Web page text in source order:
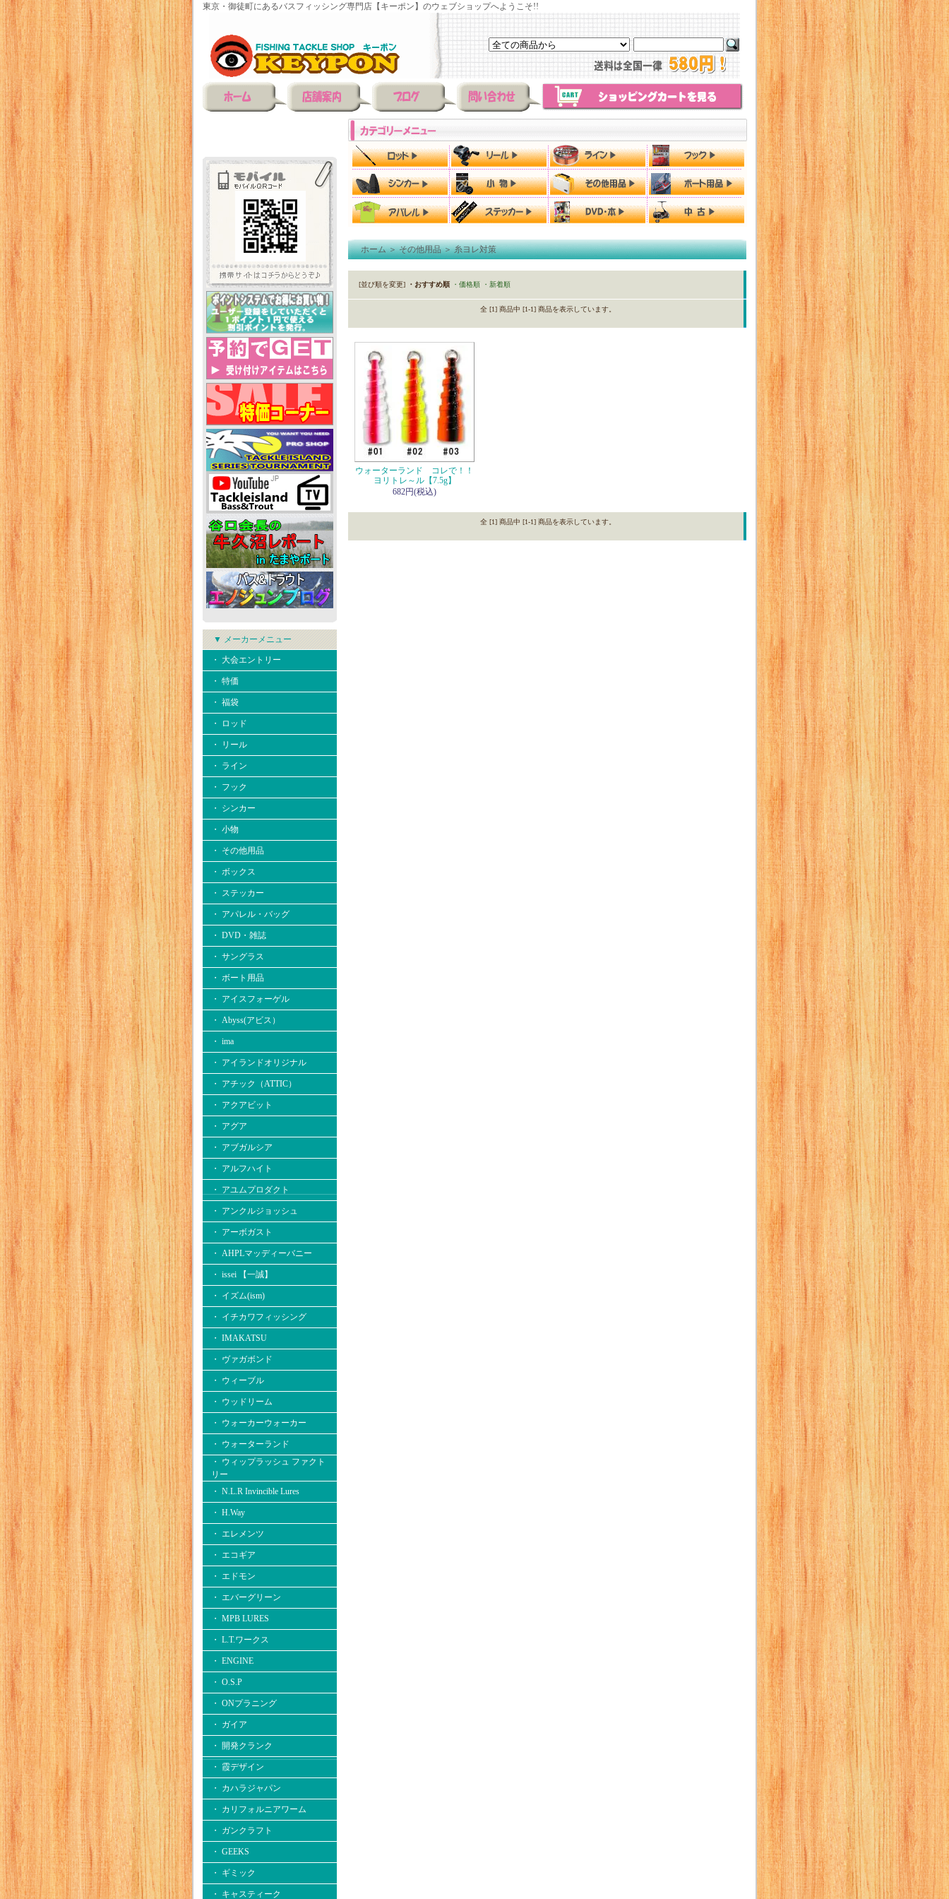
東京・御徒町にあるバスフィッシング専門店【キーポン】のウェブショップへようこそ!!
▼ メーカーメニュー
・ 大会エントリー
・ 特価
・ 福袋
・ ロッド
・ リール
・ ライン
・ フック
・ シンカー
・ 小物
・ その他用品
・ ボックス
・ ステッカー
・ アパレル・バッグ
・ DVD・雑誌
・ サングラス
・ ボート用品
・ アイスフォーゲル
・ Abyss(アビス）
・ ima
・ アイランドオリジナル
・ アチック（ATTIC）
・ アクアビット
・ アグア
・ アブガルシア
・ アルフハイト
・ アユムプロダクト
・ アンクルジョッシュ
・ アーボガスト
・ AHPLマッディーバニー
・ issei 【一誠】
・ イズム(ism)
・ イチカワフィッシング
・ IMAKATSU
・ ヴァガボンド
・ ウィーブル
・ ウッドリーム
・ ウォーカーウォーカー
・ ウォーターランド
・ ウィップラッシュ ファクト
リー
・ N.L.R Invincible Lures
・ H.Way
・ エレメンツ
・ エコギア
・ エドモン
・ エバーグリーン
・ MPB LURES
・ L.T.ワークス
・ ENGINE
・ O.S.P
・ ONプラニング
・ ガイア
・ 開発クランク
・ 霞デザイン
・ カハラジャパン
・ カリフォルニアワーム
・ ガンクラフト
・ GEEKS
・ ギミック
・ キャスティーク
ホーム＞その他用品＞糸ヨレ対策
[並び順を変更] ・おすすめ順 ・価格順 ・新着順
全 [1] 商品中 [1-1] 商品を表示しています。
ウォーターランド コレで！！
ヨリトレ～ル【7.5g】
682円(税込)
全 [1] 商品中 [1-1] 商品を表示しています。